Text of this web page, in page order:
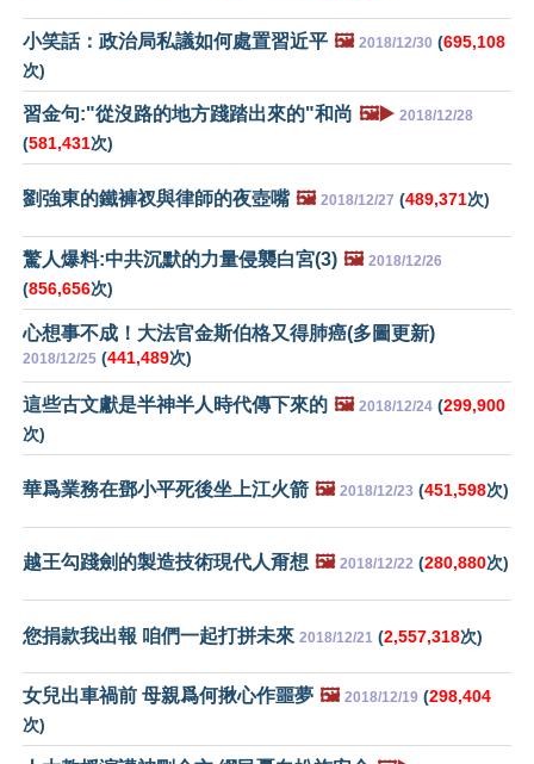
小笑話：政治局私議如何處置習近平 🖼️ 2018/12/30 (695,108
次)
習金句:"從沒路的地方踐踏出來的"和尚 🖼️▶️ 2018/12/28
(581,431次)
劉強東的鐵褲衩與律師的夜壺嘴 🖼️ 2018/12/27 (489,371次)
驚人爆料:中共沉默的力量侵襲白宮(3) 🖼️ 2018/12/26
(856,656次)
心想事不成！大法官金斯伯格又得肺癌(多圖更新)
2018/12/25 (441,489次)
這些古文獻是半神半人時代傳下來的 🖼️ 2018/12/24 (299,900
次)
華爲業務在鄧小平死後坐上江火箭 🖼️ 2018/12/23 (451,598次)
越王勾踐劍的製造技術現代人甭想 🖼️ 2018/12/22 (280,880次)
您捐款我出報 咱們一起打拼未來 2018/12/21 (2,557,318次)
女兒出車禍前 母親爲何揪心作噩夢 🖼️ 2018/12/19 (298,404
次)